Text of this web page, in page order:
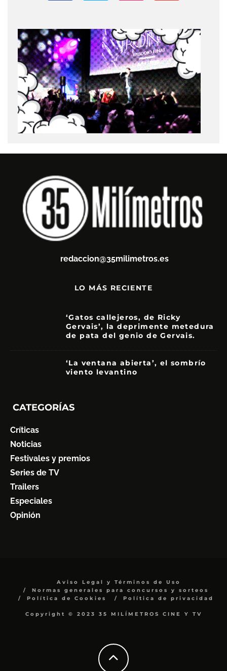
redaccion@35milimetros.es
LO MÁS RECIENTE
‘Gatos callejeros, de Ricky
Gervais’, la deprimente metedura
de pata del genio de Gervais.
‘La ventana abierta’, el sombrío
viento levantino
CATEGORÍAS
Críticas
Noticias
Festivales y premios
Series de TV
Trailers
Especiales
Opinión
Aviso Legal y Términos de Uso
Normas generales para concursos y sorteos
Política de Cookies
Política de privacidad
Copyright © 2023 35 MILÍMETROS CINE Y TV